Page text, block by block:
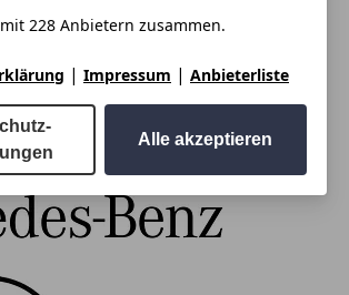
228 Anbietern zusammen.
| Impressum | Anbieterliste
Alle akzeptieren